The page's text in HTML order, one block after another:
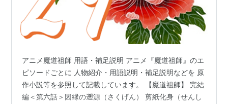
アニメ魔道祖師 用語・補足説明 アニメ『魔道祖師』のエ
ピソードごとに 人物紹介・用語説明・補足説明などを 原
作小説等を参照して記載しています。 【魔道祖師】 完結
編＜第六話＞因縁の遡源（さくげん） 剪紙化身（せんし